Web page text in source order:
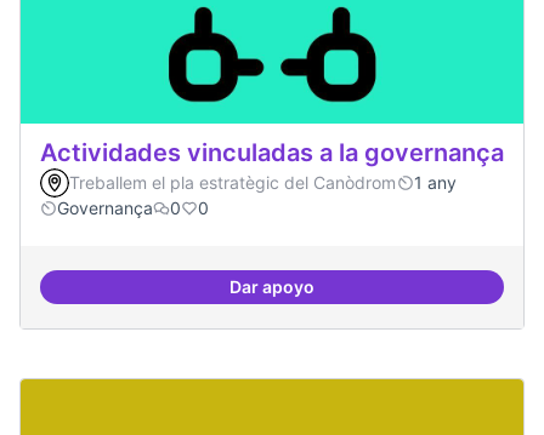
Actividades vinculadas a la governança
Treballem el pla estratègic del Canòdrom
1 any
Governança
0 0
Dar apoyoActividades vinculadas a la